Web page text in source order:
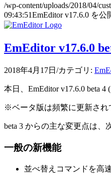
/wp-content/uploads/2018/04/
09:43:51EmEditor v17.6.0 を
EmEditor v17.6.0
2018年4月17日 /カテゴリ:
本日、EmEditor v17.6.0 beta 4
※ベータ版は頻繁に更新され
beta 3 からの主な変更点は、
一般の新機能
並べ替えコマンドを高